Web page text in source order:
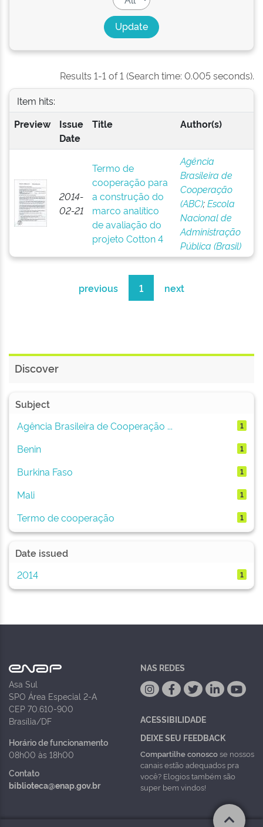
Results 1-1 of 1 (Search time: 0.005 seconds).
Item hits:
Preview
Issue
Date
Title Author(s)
2014-
02-21
Termo de
cooperação para
a construção do
marco analítico
de avaliação do
projeto Cotton 4
Agência
Brasileira de
Cooperação
(ABC);Escola
Nacional de
Administração
Pública (Brasil)
previous 1 next
Discover
Subject
Agência Brasileira de Cooperação ...
1
Benin 1
Burkina Faso 1
Mali 1
Termo de cooperação 1
Date issued
2014
1
Asa Sul
SPO Área Especial 2-A
CEP 70.610-900
Brasília/DF
Horário de funcionamento
08h00 às 18h00
Contato
biblioteca@enap.gov.br
NAS REDES
ACESSIBILIDADE
DEIXE SEU FEEDBACK
Compartilhe conoscose nossos
canais estão adequados pra
você? Elogios também são
super bem vindos!